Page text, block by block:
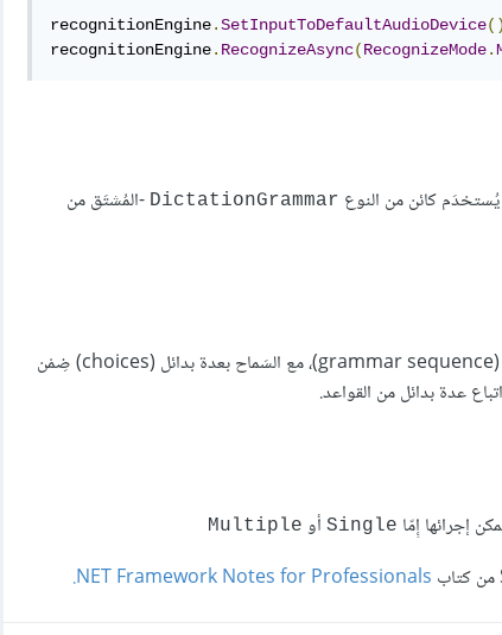
recognitionEngine.SetInputToDefaultAudioDevice
recognitionEngine. RecognizeAsync(RecognizeMode.
يُستخدَم كائن من النوع DictationGrammar -المُشتَق من
. يُلحِق هذا التابع مُكَوِّنًا جديد بتَسَلسُل القواعد (grammar sequence)، مع السَماح بعدة بدائل (choices) ضِمْن
عدة بدائل من القواعد.
إجرائها إِمّا Single أو Multiple
‎.NET Framework Notes for Professionals